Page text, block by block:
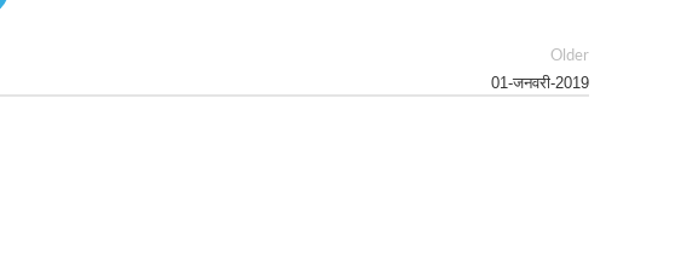
Older
01-जनवरी-2019